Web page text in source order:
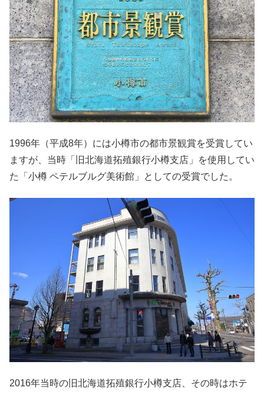
1996年（平成8年）には小樽市の都市景観賞を受賞してい
ますが、当時「旧北海道拓殖銀行小樽支店」を使用してい
た「小樽 ペテルブルグ美術館」としての受賞でした。
2016年当時の旧北海道拓殖銀行小樽支店、その時はホテ